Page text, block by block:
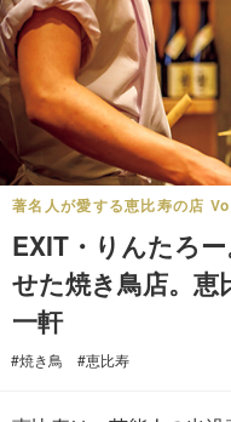
著名人が愛する恵比寿の店
EXIT・りんたろ
せた焼き鳥店。恵
一軒
#焼き鳥 #恵比寿